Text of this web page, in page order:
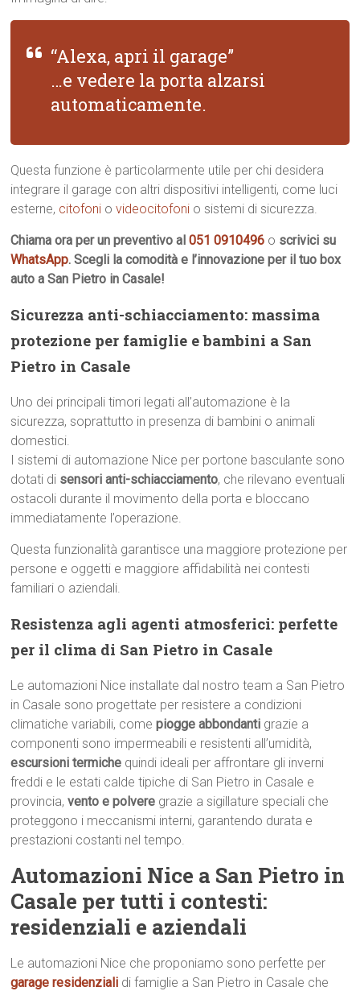
“Alexa, apri il garage”
…e vedere la porta alzarsi
automaticamente.
Questa funzione è particolarmente utile per chi desidera
integrare il garage con altri dispositivi intelligenti, come luci
esterne, citofoni ovideocitofoni o sistemi di sicurezza.
Chiama ora per un preventivo al051 0910496 o scrivici su
WhatsApp. Scegli la comodità e l’innovazione per il tuo box
auto a San Pietro in Casale!
Sicurezza anti-schiacciamento: massima
protezione per famiglie e bambini a San
Pietro in Casale
Uno dei principali timori legati all’automazione è la
sicurezza, soprattutto in presenza di bambini o animali
domestici.
I sistemi di automazione Nice per portone basculante sono
dotati di sensori anti-schiacciamento, che rilevano eventuali
ostacoli durante il movimento della porta e bloccano
immediatamente l’operazione.
Questa funzionalità garantisce una maggiore protezione per
persone e oggetti e maggiore affidabilità nei contesti
familiari o aziendali.
Resistenza agli agenti atmosferici: perfette
per il clima di San Pietro in Casale
Le automazioni Nice installate dal nostro team a San Pietro
in Casale sono progettate per resistere a condizioni
climatiche variabili, comepiogge abbondanti grazie a
componenti sono impermeabili e resistenti all’umidità,
escursioni termiche quindi ideali per affrontare gli inverni
freddi e le estati calde tipiche di San Pietro in Casale e
provincia,vento e polvere grazie a sigillature speciali che
proteggono i meccanismi interni, garantendo durata e
prestazioni costanti nel tempo.
Automazioni Nice a San Pietro in
Casale per tutti i contesti:
residenziali e aziendali
Le automazioni Nice che proponiamo sono perfette per
garage residenziali di famiglie a San Pietro in Casale che